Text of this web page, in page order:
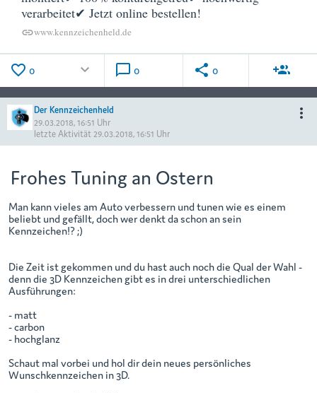
verarbeitet✔ Jetzt online bestellen!
linkwww.kennzeichenheld.de
favorite_border 0 keyboard_arrow_down chat_bubble_outline 0 share 0 group_add
more_vert
Der Kennzeichenheld
29.03.2018, 16:51 Uhr
letzte Aktivität 29.03.2018, 16:51 Uhr
Frohes Tuning an Ostern
Man kann vieles am Auto verbessern und tunen wie es einem
beliebt und gefällt, doch wer denkt da schon an sein
Kennzeichen!? ;)
Die Zeit ist gekommen und du hast auch noch die Qual der Wahl -
denn die 3D Kennzeichen gibt es in drei unterschiedlichen
Ausführungen:
- matt
- carbon
- hochglanz
Schaut mal vorbei und hol dir dein neues persönliches
Wunschkennzeichen in 3D.